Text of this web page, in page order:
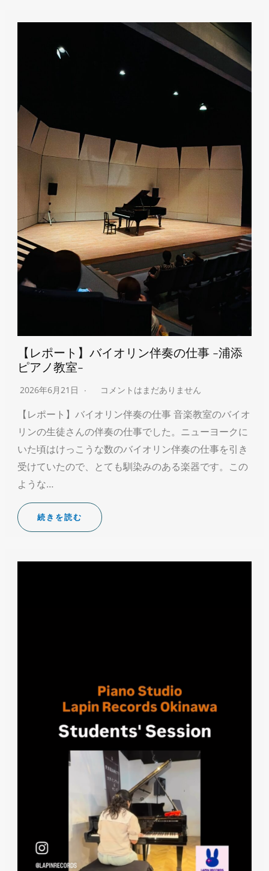
【レポート】バイオリン伴奏の仕事 -浦添
ピアノ教室-
2026年6月21日 コメントはまだありません
【レポート】バイオリン伴奏の仕事 音楽教室のバイオ
リンの生徒さんの伴奏の仕事でした。ニューヨークに
いた頃はけっこうな数のバイオリン伴奏の仕事を引き
受けていたので、とても馴染みのある楽器です。この
ような…
続きを読む